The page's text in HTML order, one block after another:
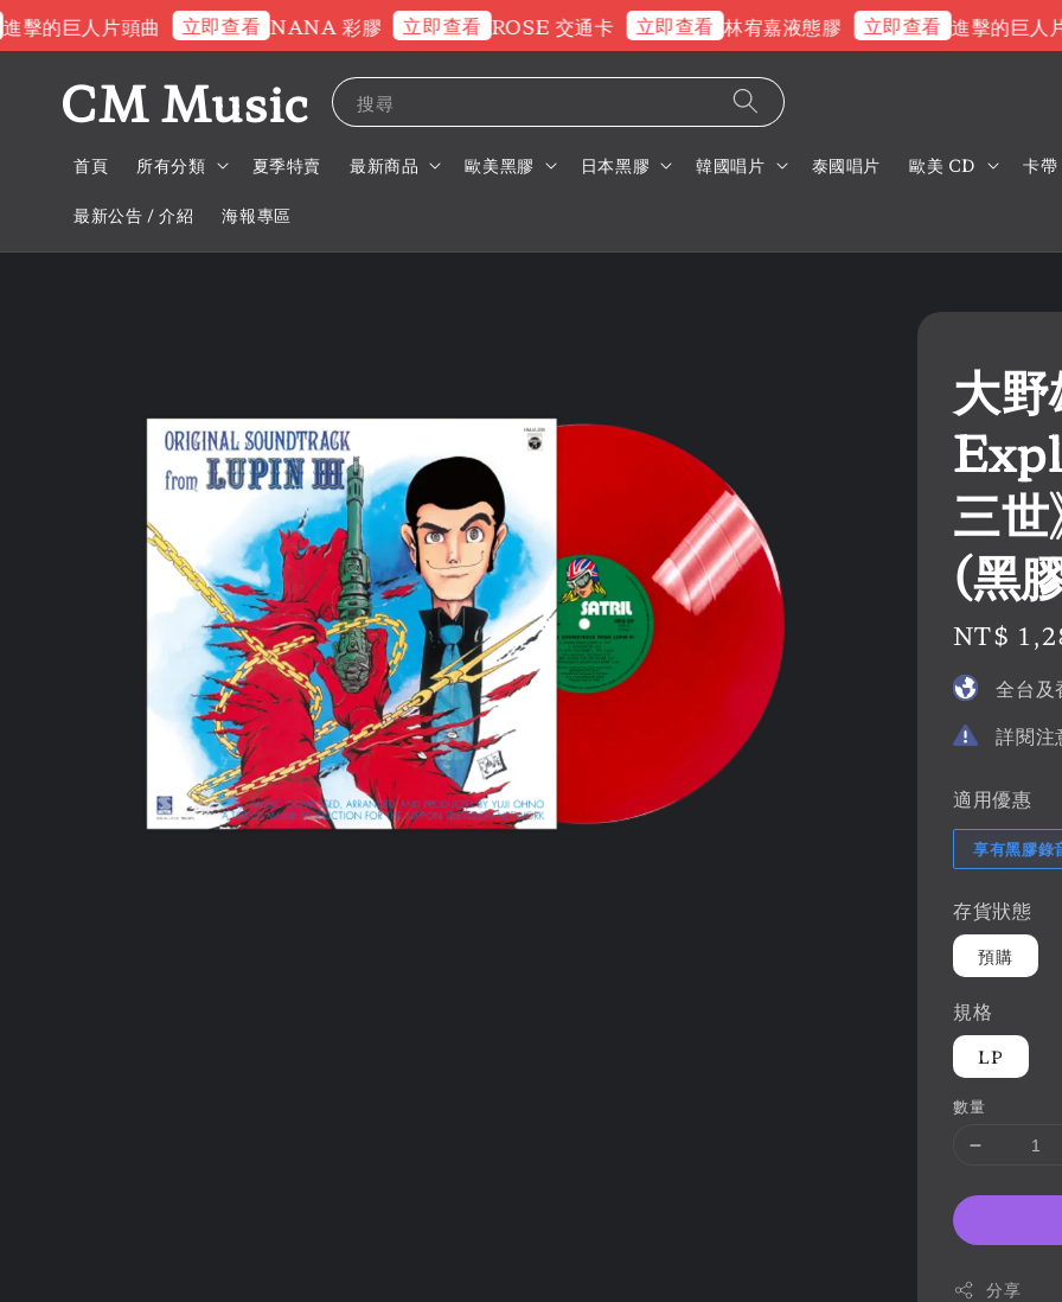
的巨人片頭曲 立即查看 NANA 彩膠 立即查看 ROSE 交通卡 立即查看 林宥嘉液態膠 立即查看 進擊的巨人片頭
CM Music 搜尋
首頁 所有分類 夏季特賣 最新商品 歐美黑膠 日本黑膠 韓國唱片 泰國唱片 歐美 CD 卡帶
最新公告 / 介紹 海報專區
大
三世
(黑
Regular
price
NT$
全台及
詳閱注
適用優惠
享有黑膠錄
存貨狀態
預購
規格
LP
數量
分享